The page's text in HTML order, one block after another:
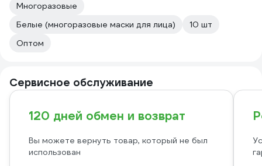
Многоразовые
Белые (многоразовые маски для лица)
10 шт
Оптом
Сервисное обслуживание
120 дней обмен и возврат
Вы можете вернуть товар, который не был
использован